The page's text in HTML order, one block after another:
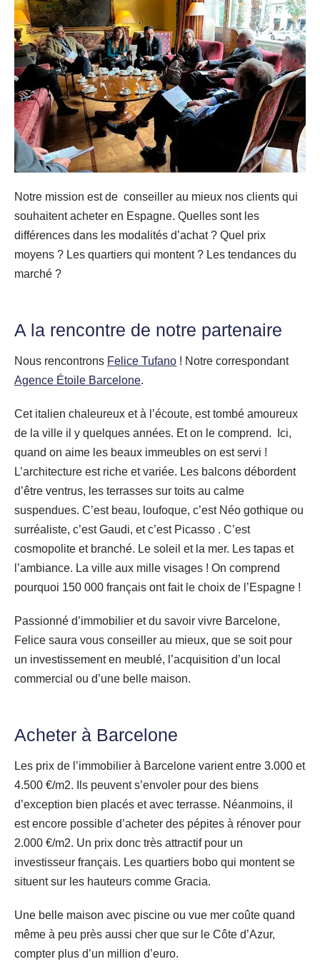
Notre mission est de conseiller au mieux nos clients qui
souhaitent acheter en Espagne. Quelles sont les
différences dans les modalités d’achat ? Quel prix
moyens ? Les quartiers qui montent ? Les tendances du
marché ?
A la rencontre de notre partenaire
Nous rencontrons Felice Tufano ! Notre correspondant
Agence Étoile Barcelone.
Cet italien chaleureux et à l’écoute, est tombé amoureux
de la ville il y quelques années. Et on le comprend. Ici,
quand on aime les beaux immeubles on est servi !
L’architecture est riche et variée. Les balcons débordent
d’être ventrus, les terrasses sur toits au calme
suspendues. C’est beau, loufoque, c’est Néo gothique ou
surréaliste, c’est Gaudi, et c’est Picasso . C’est
cosmopolite et branché. Le soleil et la mer. Les tapas et
l’ambiance. La ville aux mille visages ! On comprend
pourquoi 150 000 français ont fait le choix de l’Espagne !
Passionné d’immobilier et du savoir vivre Barcelone,
Felice saura vous conseiller au mieux, que se soit pour
un investissement en meublé, l’acquisition d’un local
commercial ou d’une belle maison.
Acheter à Barcelone
Les prix de l’immobilier à Barcelone varient entre 3.000 et
4.500 €/m2. Ils peuvent s’envoler pour des biens
d’exception bien placés et avec terrasse. Néanmoins, il
est encore possible d’acheter des pépites à rénover pour
2.000 €/m2. Un prix donc très attractif pour un
investisseur français. Les quartiers bobo qui montent se
situent sur les hauteurs comme Gracia.
Une belle maison avec piscine ou vue mer coûte quand
même à peu près aussi cher que sur le Côte d’Azur,
compter plus d’un million d’euro.